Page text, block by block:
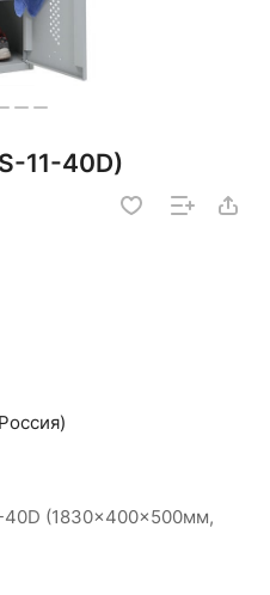
11-40D)
40D (1830x400x500мм,